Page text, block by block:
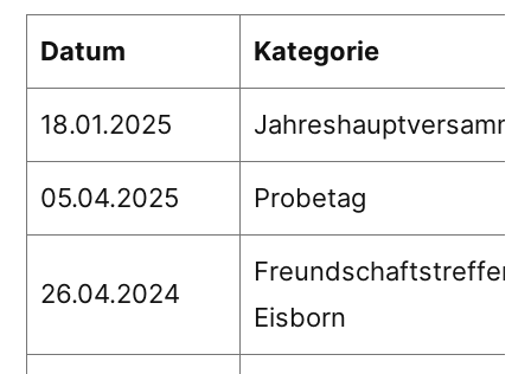
Datum Kategorie
18.01.2025
05.04.2025 Probetag
26.04.2024
Freundschaftstreffen
Eisborn